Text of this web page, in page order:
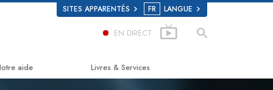
SITES APPARENTÉS FR LANGUE
EN DIRECT
aide Livres & Services